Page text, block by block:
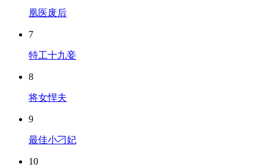
凰医废后
7
特工十九妾
8
将女悍夫
9
最佳小刁妃
10